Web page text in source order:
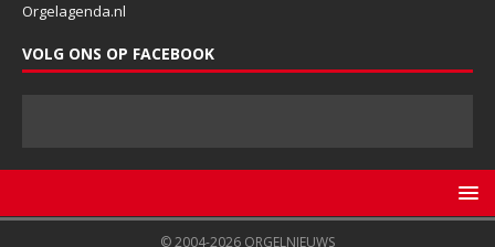
Orgelagenda.nl
VOLG ONS OP FACEBOOK
© 2004-2026 ORGELNIEUWS